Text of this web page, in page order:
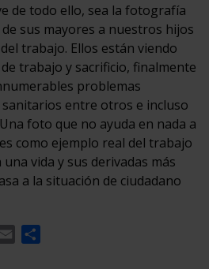
de todo ello, sea la fotografía
sus mayores a nuestros hijos
trabajo. Ellos están viendo
trabajo y sacrificio, finalmente
problemas
sanitarios entre otros e incluso
foto que no ayuda en nada a
como ejemplo real del trabajo
vida y sus derivadas más
a la situación de ciudadano
Email